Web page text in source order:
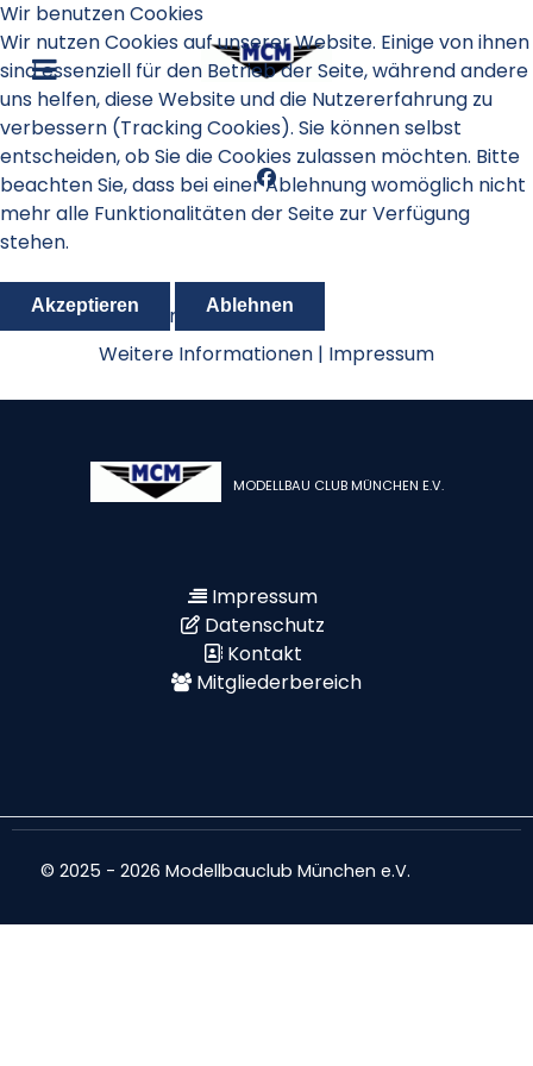
Oktoberfestpokal 2018
MODELLBAU CLUB MÜNCHEN E.V.
Impressum
Datenschutz
Kontakt
Mitgliederbereich
© 2025 - 2026 Modellbauclub München e.V.
Wir benutzen Cookies
Wir nutzen Cookies auf unserer Website. Einige von ihnen
sind essenziell für den Betrieb der Seite, während andere
uns helfen, diese Website und die Nutzererfahrung zu
verbessern (Tracking Cookies). Sie können selbst
entscheiden, ob Sie die Cookies zulassen möchten. Bitte
beachten Sie, dass bei einer Ablehnung womöglich nicht
mehr alle Funktionalitäten der Seite zur Verfügung
stehen.
Akzeptieren Ablehnen
Weitere Informationen | Impressum